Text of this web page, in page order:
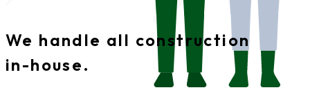
We handle all construction
in-house.